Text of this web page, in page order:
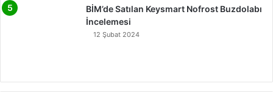
BİM’de Satılan Keysmart Nofrost Buzdolabı
İncelemesi
12 Şubat 2024